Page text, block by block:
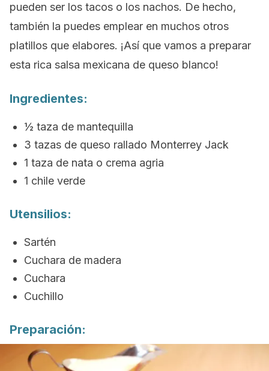
pueden ser los tacos o los nachos. De hecho,
también la puedes emplear en muchos otros
platillos que elabores. ¡Así que vamos a preparar
esta rica salsa mexicana de queso blanco!
Ingredientes:
½ taza de mantequilla
3 tazas de queso rallado Monterrey Jack
1 taza de nata o crema agria
1 chile verde
Utensilios:
Sartén
Cuchara de madera
Cuchara
Cuchillo
Preparación: